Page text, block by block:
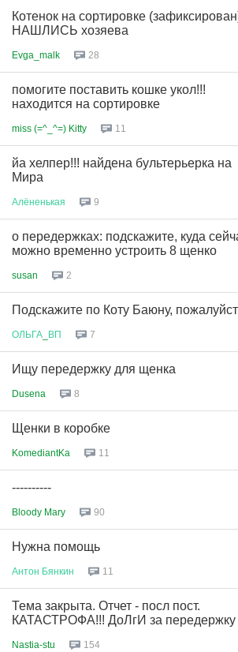
Котенок на сортировке
НАШЛИСЬ хозяева
Evga_malk 28
помогите поставить кошке укол!!!
находится на сортировке
miss (=^_^=) Kitty 11
йа хелпер!!! найдена бультерьерка на
Мира
Алёненькая 9
о передержках: подскажите, куда
можно временно устроить 8 щенко
susan 2
Подскажите по Коту Баюну,
ОЛЬГА ВП 7
Ищу передержку для щенка
Dusena 8
Щенки в коробке
KomediantKa 11
----------
Bloody Mary 90
Нужна помощь
Антон Бянкин 11
Тема закрыта. Отчет - посл пост.
КАТАСТРОФА!!! ДоЛгИ за
Nastia-stu 154